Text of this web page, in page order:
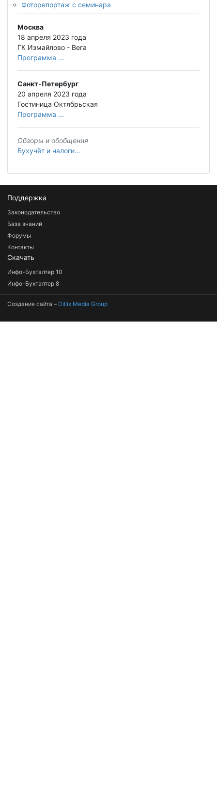
Фоторепортаж с семинара
Москва
18 апреля 2023 года
ГК Измайлово - Вега
Программа ...
Санкт-Петербург
20 апреля 2023 года
Гостиница Октябрьская
Программа ...
Обзоры и обобщения
Бухучёт и налоги...
Поддержка
Законодательство
База знаний
Форумы
Контакты
Скачать
Инфо-Бухгалтер 10
Инфо-Бухгалтер 8
Создание сайта – Dillix Media Group